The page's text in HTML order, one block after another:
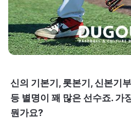
신의 기본기, 롯본기, 신본기
등 별명이 꽤 많은 선수죠. 가
뭔가요?